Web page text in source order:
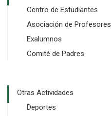
Centro de Estudiantes
Asociación de Profesores
Exalumnos
Comité de Padres
Otras Actividades
Deportes